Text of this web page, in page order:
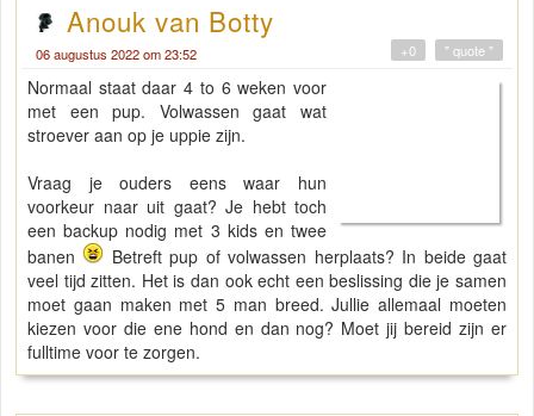
Anouk van Botty
06 augustus 2022 om 23:52 " quote "
+0
Normaal staat daar 4 to 6 weken voor
met een pup. Volwassen gaat wat
stroever aan op je uppie zijn.
Vraag je ouders eens waar hun
voorkeur naar uit gaat? Je hebt toch
een backup nodig met 3 kids en twee
banen
Betreft pup of volwassen herplaats? In beide gaat
veel tijd zitten. Het is dan ook echt een beslissing die je samen
moet gaan maken met 5 man breed. Jullie allemaal moeten
kiezen voor die ene hond en dan nog? Moet jij bereid zijn er
fulltime voor te zorgen.